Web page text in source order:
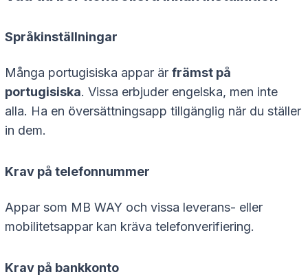
Språkinställningar
Många portugisiska appar är främst på
portugisiska. Vissa erbjuder engelska, men inte
alla. Ha en översättningsapp tillgänglig när du ställer
in dem.
Krav på telefonnummer
Appar som MB WAY och vissa leverans- eller
mobilitetsappar kan kräva telefonverifiering.
Krav på bankkonto